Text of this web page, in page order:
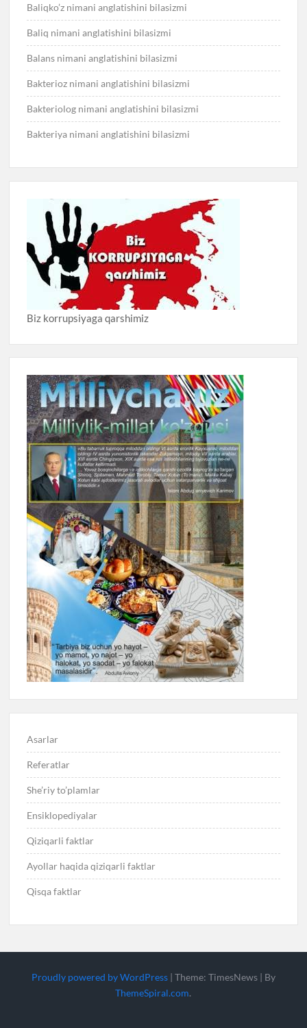
Baliqko’z nimani anglatishini bilasizmi
Baliq nimani anglatishini bilasizmi
Balans nimani anglatishini bilasizmi
Bakterioz nimani anglatishini bilasizmi
Bakteriolog nimani anglatishini bilasizmi
Bakteriya nimani anglatishini bilasizmi
Biz korrupsiyaga qarshimiz
Asarlar
Referatlar
She’riy to’plamlar
Ensiklopediyalar
Qiziqarli faktlar
Ayollar haqida qiziqarli faktlar
Qisqa faktlar
Proudly powered by WordPress | Theme: TimesNews | By
ThemeSpiral.com.